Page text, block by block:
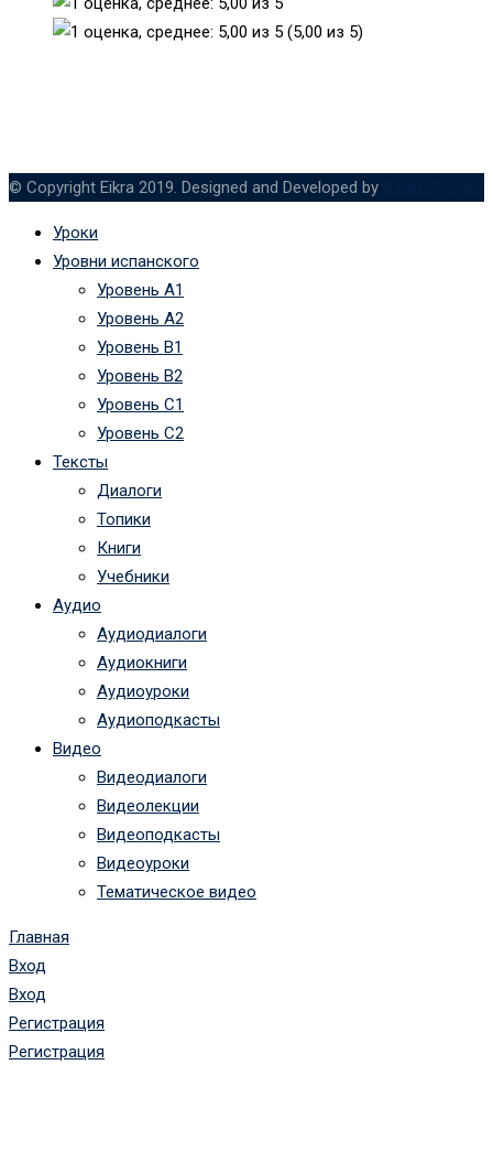
(5,00 из 5)
© Copyright Eikra 2019. Designed and Developed by
Уроки
Уровни испанского
Уровень А1
Уровень А2
Уровень B1
Уровень B2
Уровень C1
Уровень C2
Тексты
Диалоги
Топики
Книги
Учебники
Аудио
Аудиодиалоги
Аудиокниги
Аудиоуроки
Аудиоподкасты
Видео
Видеодиалоги
Видеолекции
Видеоподкасты
Видеоуроки
Тематическое видео
Главная
Вход
Вход
Регистрация
Регистрация